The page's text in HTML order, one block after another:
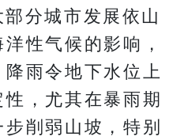
分城市发展依山
性气候的影响，
雨令地下水位上
，尤其在暴雨期
削弱山坡，特别